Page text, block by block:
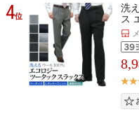
4位
洗
ス